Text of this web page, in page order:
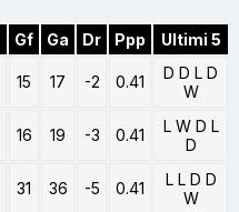
Gf Ga Dr Ppp Ultimi 5
15 17 -2 0.41
D D L D
W
16 19 -3 0.41
L W D L
D
31 36 -5 0.41
L L D D
W